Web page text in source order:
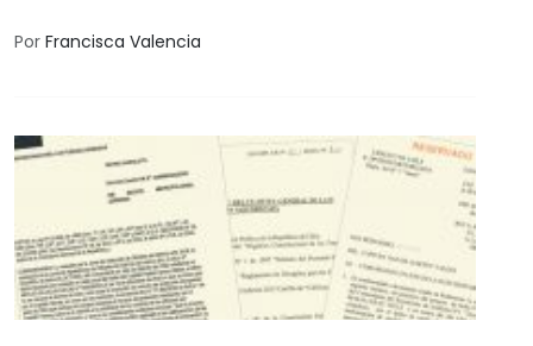
Superintendencia de Medio Ambiente (SMA) y
tribunal podría obligar a la SMA a retomar el
proceso sancionatorio en cumplimiento de la
orden dada por el Tribunal Ambiental de
Antofagasta (TAA), sanciones que podrían
imposibilitar, eventualmente, la continuidad de la
empresa.
Por Francisca Valencia